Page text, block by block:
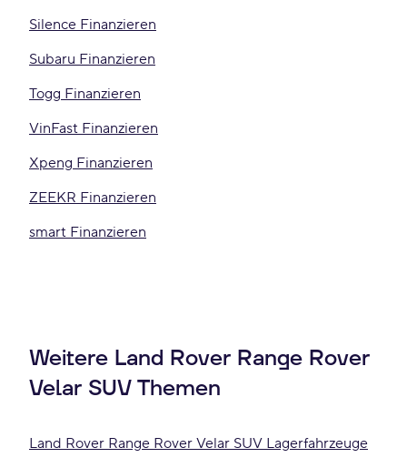
Silence Finanzieren
Subaru Finanzieren
Togg Finanzieren
VinFast Finanzieren
Xpeng Finanzieren
ZEEKR Finanzieren
smart Finanzieren
Weitere Land Rover Range Rover
Velar SUV Themen
Land Rover Range Rover Velar SUV Lagerfahrzeuge